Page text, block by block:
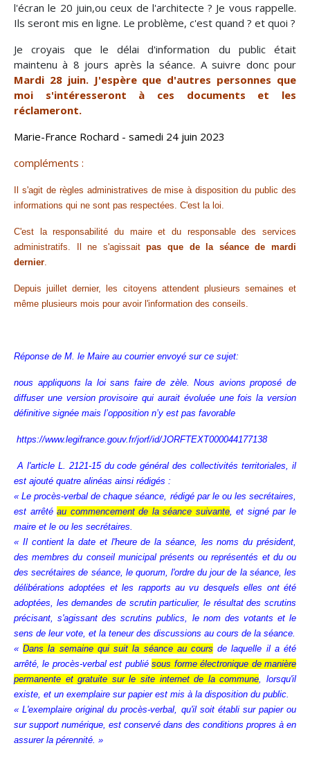
l'écran le 20 juin,ou ceux de l'architecte ? Je vous rappelle.
Ils seront mis en ligne. Le problème, c'est quand ? et quoi ?
Je croyais que le délai d'information du public était
maintenu à 8 jours après la séance. A suivre donc pour
Mardi 28 juin. J'espère que d'autres personnes que
moi s'intéresseront à ces documents et les
réclameront.
Marie-France Rochard - samedi 24 juin 2023
compléments :
Il s'agit de règles administratives de mise à disposition du public des
informations qui ne sont pas respectées. C'est la loi.
C'est la responsabilité du maire et du responsable des services
administratifs. Il ne s'agissaitpas que de la séance de mardi
dernier.
Depuis juillet dernier, les citoyens attendent plusieurs semaines et
même plusieurs mois pour avoir l'information des conseils.
Réponse de M. le Maire au courrier envoyé sur ce sujet:
nous appliquons la loi sans faire de zèle. Nous avions proposé de
diffuser une version provisoire qui aurait évoluée une fois la version
définitive signée mais l’opposition n’y est pas favorable
https://www.legifrance.gouv.fr/jorf/id/JORFTEXT000044177138
A l'article L. 2121-15 du code général des collectivités territoriales, il
est ajouté quatre alinéas ainsi rédigés :
« Le procès-verbal de chaque séance, rédigé par le ou les secrétaires,
est arrêtéau commencement de la séance suivante, et signé par le
maire et le ou les secrétaires.
« Il contient la date et l'heure de la séance, les noms du président,
des membres du conseil municipal présents ou représentés et du ou
des secrétaires de séance, le quorum, l'ordre du jour de la séance, les
délibérations adoptées et les rapports au vu desquels elles ont été
adoptées, les demandes de scrutin particulier, le résultat des scrutins
précisant, s'agissant des scrutins publics, le nom des votants et le
sens de leur vote, et la teneur des discussions au cours de la séance.
«Dans la semaine qui suit la séance au cours de laquelle il a été
arrêté, le procès-verbal est publiésous forme électronique de manière
permanente et gratuite sur le site internet de la commune, lorsqu'il
existe, et un exemplaire sur papier est mis à la disposition du public.
« L'exemplaire original du procès-verbal, qu'il soit établi sur papier ou
sur support numérique, est conservé dans des conditions propres à en
assurer la pérennité. »